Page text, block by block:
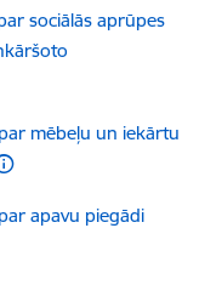
sociālās aprūpes
mēbeļu un iekārtu
apavu piegādi